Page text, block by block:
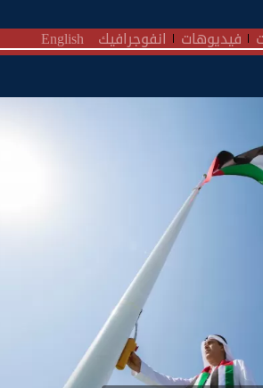
فيديوهات انفوجرافيك English